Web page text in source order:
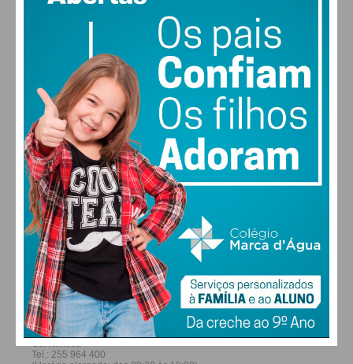
29 °
SÁB
27
DOM
28
SEG
30
TER
ALTERAR
FARMACIAS DE SERVIÇO EM PAÇOS DE
FERREIRA